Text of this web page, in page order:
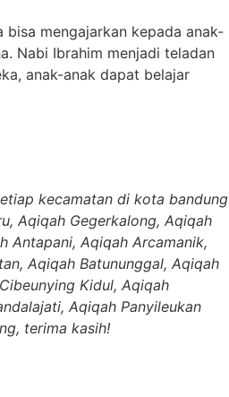
mengajarkan kepada anak-
Nabi Ibrahim menjadi teladan
anak-anak dapat belajar
kecamatan di kota bandung
Aqiqah Gegerkalong, Aqiqah
Antapani, Aqiqah Arcamanik,
Aqiqah Batununggal, Aqiqah
Kidul, Aqiqah
Aqiqah Panyileukan
terima kasih!